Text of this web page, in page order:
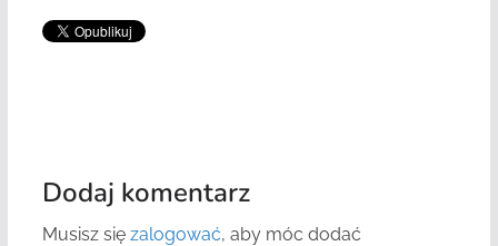
Dodaj komentarz
Musisz się zalogować, aby móc dodać